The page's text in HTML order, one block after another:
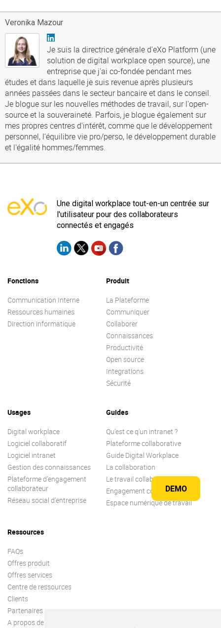
DEMO
Veronika Mazour
Je suis la directrice générale d'eXo Platform (une
solution de digital workplace open source), une
entreprise que j'ai co-fondée pendant mes
études et dans laquelle je suis revenue après plusieurs
années passées dans le secteur bancaire et dans le conseil.
Je blogue sur les nouvelles méthodes de travail, sur l'open-
source et la souveraineté. Parfois, je blogue également sur
mes propres centres d'intérêt, comme que le développement
personnel, l'équilibre vie pro/perso, le développement durable
et l'égalité hommes/femmes.
Une digital workplace tout-en-un centrée sur
l'utilisateur pour des collaborateurs
connectés et engagés
Fonctions
Communication Interne
Ressources humaines
Direction informatique
Produit
La Plateforme
Communiquer
Collaborer
Connaissances
Productivité
Open source
Integrations
Sécurité
Usages
Digital workplace
Logiciel collaboratif
Logiciel intranet
Gestion des connaissances
Plateforme d’engagement
collaborateur
Réseau social d’entreprise
Guides
Qu’est ce q’un intranet ?
Plateforme collaborative
Guide Digital Workplace
La collaboration
Le travail collaboratif
Engagement collaborateur
Espace numérique de travail
Ressources
FAQs
Offres produit
Offres services
Centre de ressources
Clients
Partenaires
A propos de nous